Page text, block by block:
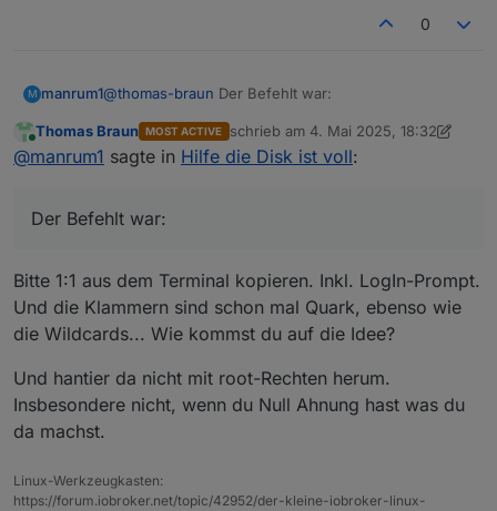
0
M manrum1@thomas-braun Der Befehlt war:
sudo rm -f *.* (opt/iobroker/backups),
Thomas Braun MOST ACTIVE schrieb am 4. Mai 2025, 18:32
zuletzt editiert von Thomas Braun
@manrum1 sagte in Hilfe die Disk ist voll:
Der Befehlt war:
Bitte 1:1 aus dem Terminal kopieren. Inkl. LogIn-Prompt.
Und die Klammern sind schon mal Quark, ebenso wie
die Wildcards... Wie kommst du auf die Idee?
Und hantier da nicht mit root-Rechten herum.
Insbesondere nicht, wenn du Null Ahnung hast was du
da machst.
Linux-Werkzeugkasten:
https://forum.iobroker.net/topic/42952/der-kleine-iobroker-linux-